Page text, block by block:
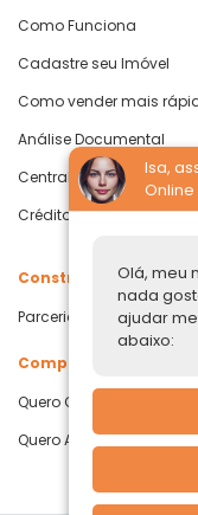
Isa,
Olá, meu
nada
ajudar
abaixo:
Como Funciona
Cadastre seu Imóvel
Como vender mais
Análise Documental
Central de Ajuda
Crédito com Garantia
Construtoras
Parcerias Imobiliárias
Comprar ou alugar
Quero Comprar
Quero Alugar